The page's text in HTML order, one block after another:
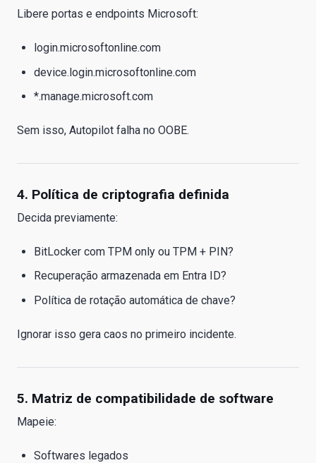
Libere portas e endpoints Microsoft:
login.microsoftonline.com
device.login.microsoftonline.com
*.manage.microsoft.com
Sem isso, Autopilot falha no OOBE.
4. Política de criptografia definida
Decida previamente:
BitLocker com TPM only ou TPM + PIN?
Recuperação armazenada em Entra ID?
Política de rotação automática de chave?
Ignorar isso gera caos no primeiro incidente.
5. Matriz de compatibilidade de software
Mapeie:
Softwares legados